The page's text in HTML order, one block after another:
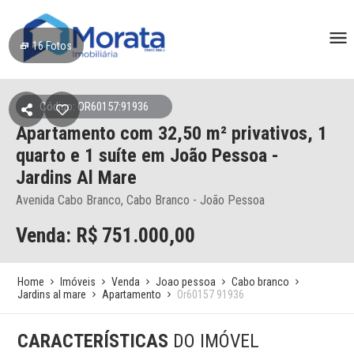
16Fotos
Código: OR60157:91936
Apartamento com 32,50 m² privativos, 1
quarto e 1 suíte em João Pessoa -
Jardins Al Mare
Avenida Cabo Branco, Cabo Branco - João Pessoa
Venda: R$ 751.000,00
Home Imóveis Venda Joao pessoa
Cabo branco
Jardins al mare
Apartamento Or60157 91936
CARACTERÍSTICAS DO IMÓVEL